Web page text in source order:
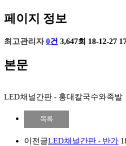
페이지 정보
최고관리자 0건 3,647회 18-12-27
본문
LED채널간판 - 홍대칼국수와족발
목록
이전글LED채널간판 - 반가